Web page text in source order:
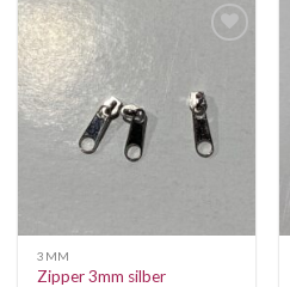
3MM
Zipper 3mm silber